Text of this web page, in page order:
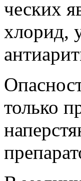
ческих
хлорид,
только